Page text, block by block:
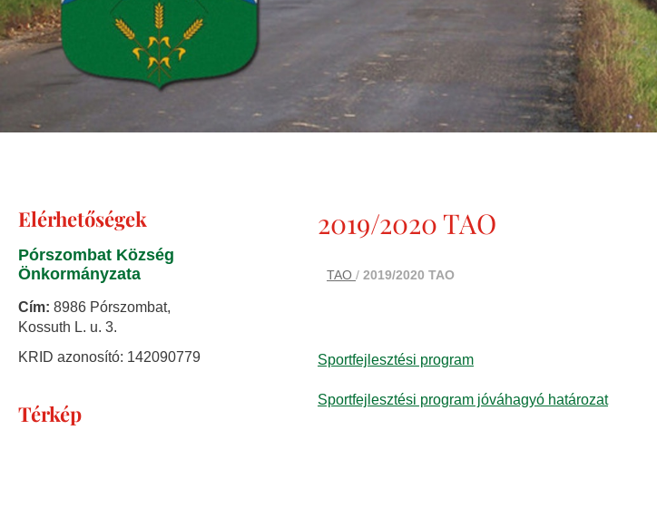
Elérhetőségek
Pórszombat Község
Önkormányzata
Cím: 8986 Pórszombat,
Kossuth L. u. 3.
KRID azonosító: 142090779
Térkép
2019/2020 TAO
TAO / 2019/2020 TAO
Sportfejlesztési program
Sportfejlesztési program jóváhagyó határozat